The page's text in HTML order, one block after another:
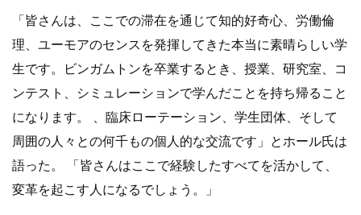
「皆さんは、ここでの滞在を通じて知的好奇心、労働倫
理、ユーモアのセンスを発揮してきた本当に素晴らしい学
生です。ビンガムトンを卒業するとき、授業、研究室、コ
ンテスト、シミュレーションで学んだことを持ち帰ること
になります。 、臨床ローテーション、学生団体、そして
周囲の人々との何千もの個人的な交流です」とホール氏は
語った。 「皆さんはここで経験したすべてを活かして、
変革を起こす人になるでしょう。」